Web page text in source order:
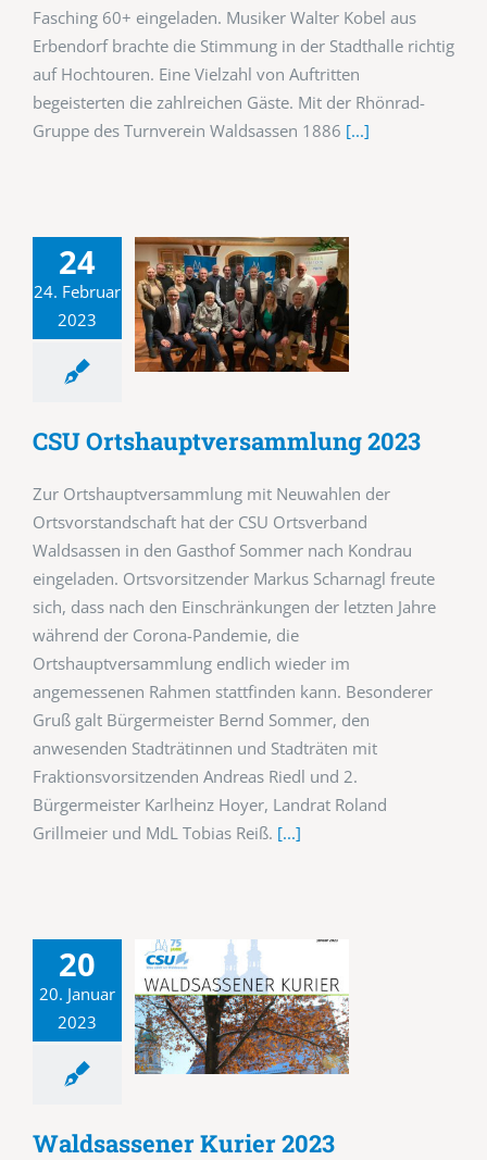
Fasching 60+ eingeladen. Musiker Walter Kobel aus
Erbendorf brachte die Stimmung in der Stadthalle richtig
auf Hochtouren. Eine Vielzahl von Auftritten
begeisterten die zahlreichen Gäste. Mit der Rhönrad-
Gruppe des Turnverein Waldsassen 1886 [...]
24
24. Februar
2023
CSU Ortshauptversammlung 2023
Zur Ortshauptversammlung mit Neuwahlen der
Ortsvorstandschaft hat der CSU Ortsverband
Waldsassen in den Gasthof Sommer nach Kondrau
eingeladen. Ortsvorsitzender Markus Scharnagl freute
sich, dass nach den Einschränkungen der letzten Jahre
während der Corona-Pandemie, die
Ortshauptversammlung endlich wieder im
angemessenen Rahmen stattfinden kann. Besonderer
Gruß galt Bürgermeister Bernd Sommer, den
anwesenden Stadträtinnen und Stadträten mit
Fraktionsvorsitzenden Andreas Riedl und 2.
Bürgermeister Karlheinz Hoyer, Landrat Roland
Grillmeier und MdL Tobias Reiß. [...]
20
20. Januar
2023
Waldsassener Kurier 2023